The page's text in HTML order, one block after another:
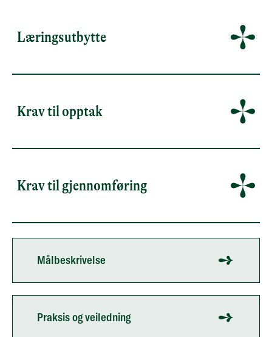
Læringsutbytte
Krav til opptak
Krav til gjennomføring
Målbeskrivelse
Praksis og veiledning